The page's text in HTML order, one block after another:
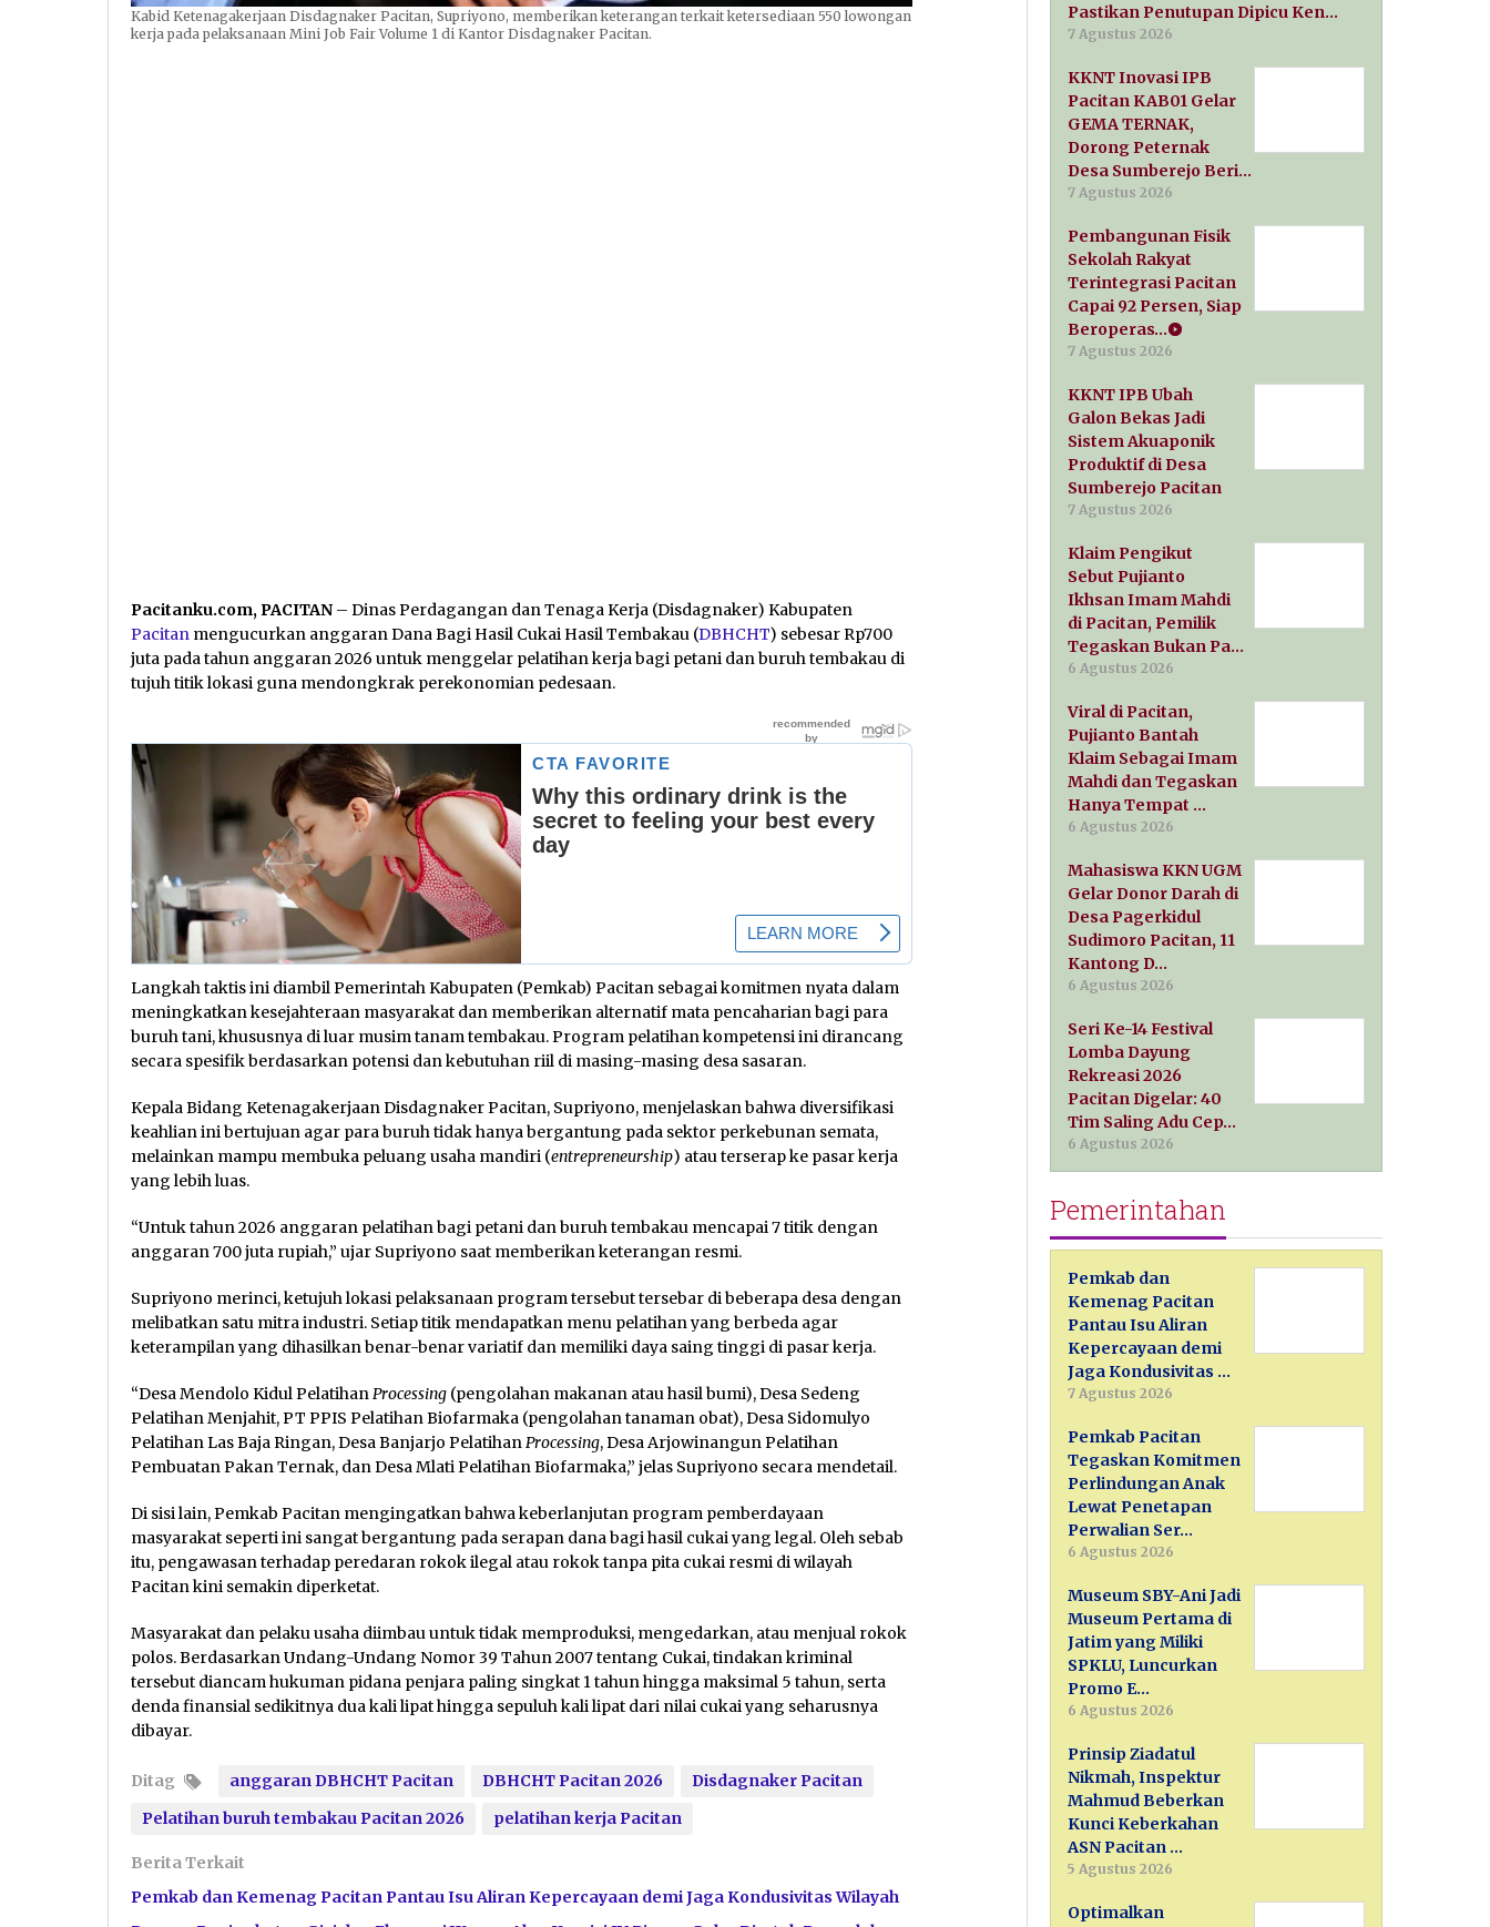
Kabid Ketenagakerjaan Disdagnaker Pacitan, Supriyono, memberikan keterangan terkait ketersediaan 550 lowongan
kerja pada pelaksanaan Mini Job Fair Volume 1 di Kantor Disdagnaker Pacitan.
Pacitanku.com, PACITAN – Dinas Perdagangan dan Tenaga Kerja (Disdagnaker) Kabupaten
Pacitan mengucurkan anggaran Dana Bagi Hasil Cukai Hasil Tembakau (DBHCHT) sebesar Rp700
juta pada tahun anggaran 2026 untuk menggelar pelatihan kerja bagi petani dan buruh tembakau di
tujuh titik lokasi guna mendongkrak perekonomian pedesaan.
Langkah taktis ini diambil Pemerintah Kabupaten (Pemkab) Pacitan sebagai komitmen nyata dalam
meningkatkan kesejahteraan masyarakat dan memberikan alternatif mata pencaharian bagi para
buruh tani, khususnya di luar musim tanam tembakau. Program pelatihan kompetensi ini dirancang
secara spesifik berdasarkan potensi dan kebutuhan riil di masing-masing desa sasaran.
Kepala Bidang Ketenagakerjaan Disdagnaker Pacitan, Supriyono, menjelaskan bahwa diversifikasi
keahlian ini bertujuan agar para buruh tidak hanya bergantung pada sektor perkebunan semata,
melainkan mampu membuka peluang usaha mandiri (entrepreneurship) atau terserap ke pasar kerja
yang lebih luas.
“Untuk tahun 2026 anggaran pelatihan bagi petani dan buruh tembakau mencapai 7 titik dengan
anggaran 700 juta rupiah,” ujar Supriyono saat memberikan keterangan resmi.
Supriyono merinci, ketujuh lokasi pelaksanaan program tersebut tersebar di beberapa desa dengan
melibatkan satu mitra industri. Setiap titik mendapatkan menu pelatihan yang berbeda agar
keterampilan yang dihasilkan benar-benar variatif dan memiliki daya saing tinggi di pasar kerja.
“Desa Mendolo Kidul PelatihanProcessing (pengolahan makanan atau hasil bumi), Desa Sedeng
Pelatihan Menjahit, PT PPIS Pelatihan Biofarmaka (pengolahan tanaman obat), Desa Sidomulyo
Pelatihan Las Baja Ringan, Desa Banjarjo PelatihanProcessing, Desa Arjowinangun Pelatihan
Pembuatan Pakan Ternak, dan Desa Mlati Pelatihan Biofarmaka,” jelas Supriyono secara mendetail.
Di sisi lain, Pemkab Pacitan mengingatkan bahwa keberlanjutan program pemberdayaan
masyarakat seperti ini sangat bergantung pada serapan dana bagi hasil cukai yang legal. Oleh sebab
itu, pengawasan terhadap peredaran rokok ilegal atau rokok tanpa pita cukai resmi di wilayah
Pacitan kini semakin diperketat.
Masyarakat dan pelaku usaha diimbau untuk tidak memproduksi, mengedarkan, atau menjual rokok
polos. Berdasarkan Undang-Undang Nomor 39 Tahun 2007 tentang Cukai, tindakan kriminal
tersebut diancam hukuman pidana penjara paling singkat 1 tahun hingga maksimal 5 tahun, serta
denda finansial sedikitnya dua kali lipat hingga sepuluh kali lipat dari nilai cukai yang seharusnya
dibayar.
Ditag anggaran DBHCHT Pacitan DBHCHT Pacitan 2026
Disdagnaker Pacitan
Pelatihan buruh tembakau Pacitan 2026
pelatihan kerja Pacitan
Berita Terkait
Pemkab dan Kemenag Pacitan Pantau Isu Aliran Kepercayaan demi Jaga Kondusivitas Wilayah
Pastikan Penutupan Dipicu Ken…
7 Agustus 2026
KKNT Inovasi IPB
Pacitan KAB01 Gelar
GEMA TERNAK,
Dorong Peternak
Desa Sumberejo Beri…
7 Agustus 2026
Pembangunan Fisik
Sekolah Rakyat
Terintegrasi Pacitan
Capai 92 Persen, Siap
Beroperas…
7 Agustus 2026
KKNT IPB Ubah
Galon Bekas Jadi
Sistem Akuaponik
Produktif di Desa
Sumberejo Pacitan
7 Agustus 2026
Klaim Pengikut
Sebut Pujianto
Ikhsan Imam Mahdi
di Pacitan, Pemilik
Tegaskan Bukan Pa…
6 Agustus 2026
Viral di Pacitan,
Pujianto Bantah
Klaim Sebagai Imam
Mahdi dan Tegaskan
Hanya Tempat …
6 Agustus 2026
Mahasiswa KKN UGM
Gelar Donor Darah di
Desa Pagerkidul
Sudimoro Pacitan, 11
Kantong D…
6 Agustus 2026
Seri Ke-14 Festival
Lomba Dayung
Rekreasi 2026
Pacitan Digelar: 40
Tim Saling Adu Cep…
6 Agustus 2026
Pemerintahan
Pemkab dan
Kemenag Pacitan
Pantau Isu Aliran
Kepercayaan demi
Jaga Kondusivitas …
7 Agustus 2026
Pemkab Pacitan
Tegaskan Komitmen
Perlindungan Anak
Lewat Penetapan
Perwalian Ser…
6 Agustus 2026
Museum SBY-Ani Jadi
Museum Pertama di
Jatim yang Miliki
SPKLU, Luncurkan
Promo E…
6 Agustus 2026
Prinsip Ziadatul
Nikmah, Inspektur
Mahmud Beberkan
Kunci Keberkahan
ASN Pacitan …
5 Agustus 2026
Optimalkan